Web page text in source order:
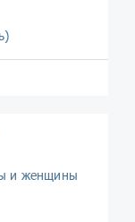
и женщины